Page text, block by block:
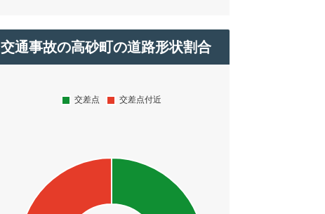
交通事故の高砂町の道路形状割合